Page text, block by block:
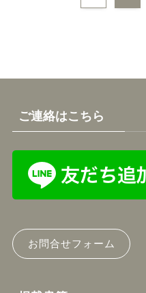
ご連絡はこちら
お問合せフォーム